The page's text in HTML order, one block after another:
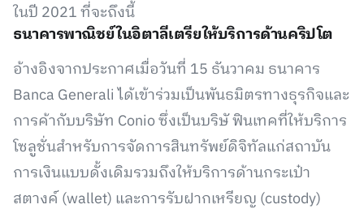
ในปี 2021 ที่จะถึงนี้
ธนาคารพาณิชย์ในอิตาลีเตรียให้บริการด้านคริปโต
อ้างอิงจากประกาศเมื่อวันที่ 15 ธันวาคม ธนาคาร
Banca Generali ได้เข้าร่วมเป็นพันธมิตรทางธุรกิจและ
การค้ากับบริษัท Conio ซึ่งเป็นบริษั ฟินเทคที่ให้บริการ
โซลูชั่นสำหรับการจัดการสินทรัพย์ดิจิทัลแก่สถาบัน
การเงินแบบดั้งเดิมรวมถึงให้บริการด้านกระเป๋า
สตางค์ (wallet) และการรับฝากเหรียญ (custody)